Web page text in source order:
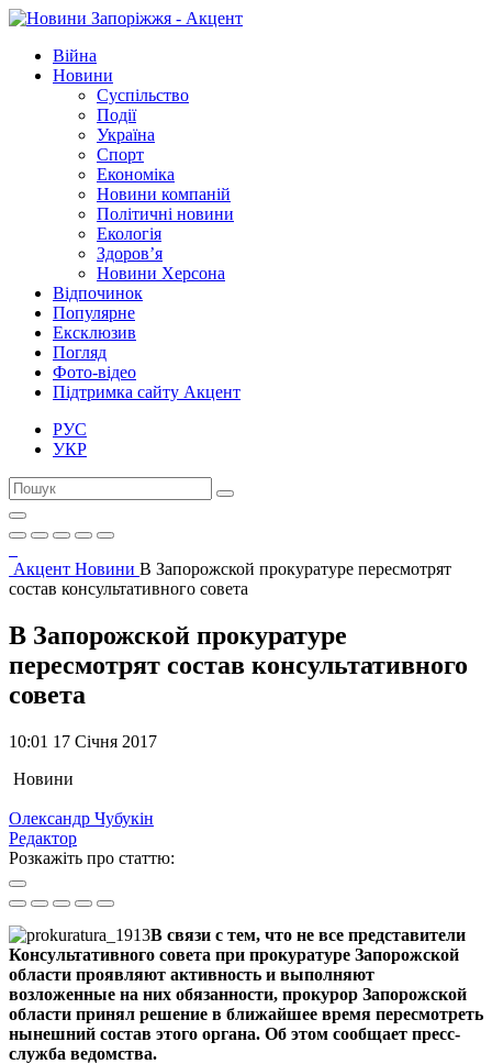
Війна
Новини
Суспільство
Події
Україна
Спорт
Економіка
Новини компаній
Політичні новини
Екологія
Здоров’я
Новини Херсона
Відпочинок
Популярне
Ексклюзив
Погляд
Фото-відео
Підтримка сайту Акцент
РУС
УКР
Акцент Новини В Запорожской прокуратуре пересмотрят
состав консультативного совета
В Запорожской прокуратуре
пересмотрят состав консультативного
совета
10:01 17 Січня 2017
Новини
Олександр Чубукін
Редактор
Розкажіть про статтю:
В связи с тем, что не все представители
Консультативного совета при прокуратуре Запорожской
области проявляют активность и выполняют
возложенные на них обязанности, прокурор Запорожской
области принял решение в ближайшее время пересмотреть
нынешний состав этого органа. Об этом сообщает пресс-
служба ведомства.